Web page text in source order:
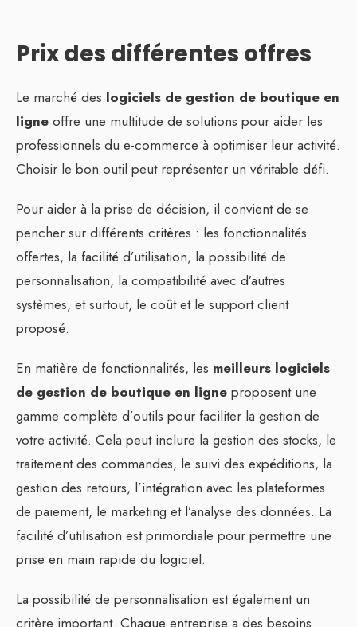
Prix des différentes offres
Le marché des logiciels de gestion de boutique en
ligne offre une multitude de solutions pour aider les
professionnels du e-commerce à optimiser leur activité.
Choisir le bon outil peut représenter un véritable défi.
Pour aider à la prise de décision, il convient de se
pencher sur différents critères : les fonctionnalités
offertes, la facilité d’utilisation, la possibilité de
personnalisation, la compatibilité avec d’autres
systèmes, et surtout, le coût et le support client
proposé.
En matière de fonctionnalités, les meilleurs logiciels
de gestion de boutique en ligne proposent une
gamme complète d’outils pour faciliter la gestion de
votre activité. Cela peut inclure la gestion des stocks, le
traitement des commandes, le suivi des expéditions, la
gestion des retours, l’intégration avec les plateformes
de paiement, le marketing et l’analyse des données. La
facilité d’utilisation est primordiale pour permettre une
prise en main rapide du logiciel.
La possibilité de personnalisation est également un
critère important. Chaque entreprise a des besoins